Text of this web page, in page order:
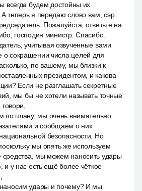
всегда будем достойны их
теперь я передаю слово вам, сэр.
Пожалуйста, ответьте на
господин министр. Спасибо.
учитывая озвученные вами
сокращении числа целей для
по вашему, мы близки к
президентом, и какова
Если не разглашать секретные
мы бы не хотели называть точные
по плану, мы очень внимательно
и сообщаем о них
безопасности. Но
мы опять же используем
мы можем наносить удары
и у нас есть ещё более чёткое
удары и почему? И мы